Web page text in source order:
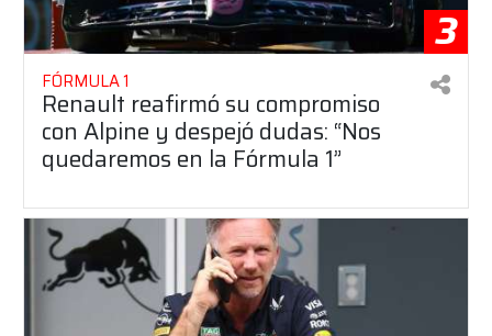
3
FÓRMULA 1
Renault reafirmó su compromiso
con Alpine y despejó dudas: “Nos
quedaremos en la Fórmula 1”